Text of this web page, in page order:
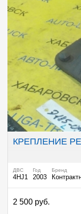
КРЕПЛЕНИЕ
ДВС
4HJ1
Год
2003
Бренд
2 500 руб.